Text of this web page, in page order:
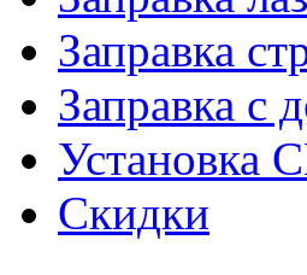
Заправка
Заправка с
Установка
Скидки